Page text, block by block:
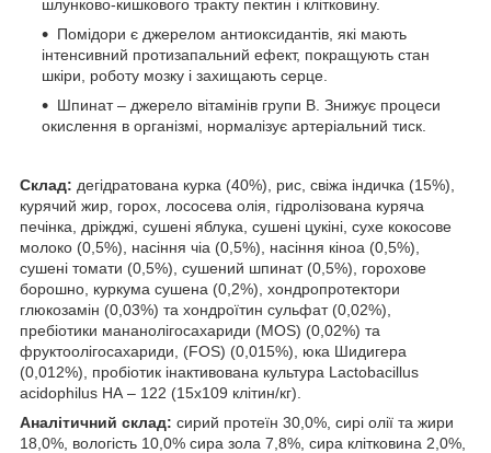
шлунково-кишкового тракту пектин і клітковину.
Помідори є джерелом антиоксидантів, які мають
інтенсивний протизапальний ефект, покращують стан
шкіри, роботу мозку і захищають серце.
Шпинат – джерело вітамінів групи В. Знижує процеси
окислення в організмі, нормалізує артеріальний тиск.
Склад: дегідратована курка (40%), рис, свіжа індичка (15%),
курячий жир, горох, лососева олія, гідролізована куряча
печінка, дріжджі, сушені яблука, сушені цукіні, сухе кокосове
молоко (0,5%), насіння чіа (0,5%), насіння кіноа (0,5%),
сушені томати (0,5%), сушений шпинат (0,5%), горохове
борошно, куркума сушена (0,2%), хондропротектори
глюкозамін (0,03%) та хондроїтин сульфат (0,02%),
пребіотики мананолігосахариди (MOS) (0,02%) та
фруктоолігосахариди, (FOS) (0,015%), юка Шидигера
(0,012%), пробіотик інактивована культура Lactobacillus
acidophilus НА – 122 (15х109 клітин/кг).
Аналітичний склад: сирий протеїн 30,0%, сирі олії та жири
18,0%, вологість 10,0% сира зола 7,8%, сира клітковина 2,0%,